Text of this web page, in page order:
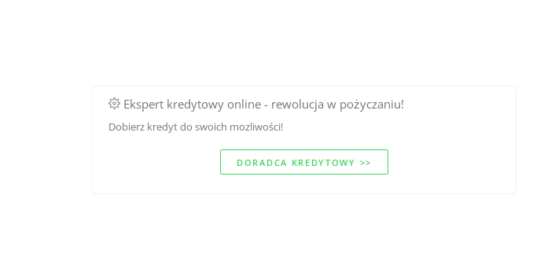
Ekspert kredytowy online - rewolucja w pożyczaniu!
Dobierz kredyt do swoich mozliwości!
DORADCA KREDYTOWY >>